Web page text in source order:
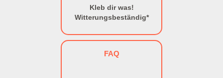
Kleb dir was!
Witterungsbeständig*
FAQ